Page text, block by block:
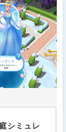
シミュレ